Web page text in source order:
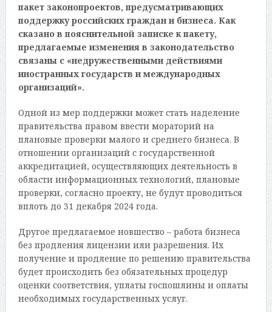
пакет законопроектов, предусматривающих
поддержку российских граждан и бизнеса. Как
сказано в пояснительной записке к пакету,
предлагаемые изменения в законодательство
связаны с «недружественными действиями
иностранных государств и международных
организаций».
Одной из мер поддержки может стать наделение
правительства правом ввести мораторий на
плановые проверки малого и среднего бизнеса. В
отношении организаций с государственной
аккредитацией, осуществляющих деятельность в
области информационных технологий, плановые
проверки, согласно проекту, не будут проводиться
вплоть до 31 декабря 2024 года.
Другое предлагаемое новшество – работа бизнеса
без продления лицензии или разрешения. Их
получение и продление по решению правительства
будет происходить без обязательных процедур
оценки соответствия, уплаты госпошлины и оплаты
необходимых государственных услуг.